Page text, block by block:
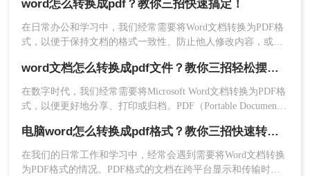
4、转换完成，下载文件就行了。
三、使用第三方PDF转换软件
除了上述两种方法外，您还可以使用第三方PDF转
换软件来将Word文档转换为PDF文件。这些软件通
常具有更丰富的功能和更高的转换质量。下面以转
转大师PDF转换器操作为例。
操作如下：
我们可能需要将Word文档转换为PDF文件。本文将为您详细介
绍word文档怎么转pdf的几种方法。
word怎么转换成pdf？教你三招快速搞定！
在日常办公和学习中，我们经常需要将Word文档转换为PDF格
式，以便于保持文档的格式一致性、防止他人修改内容，或者
呢？下面将详细介绍几种将Word文档转换为PDF格式的方法，
并给出具体的操作步骤。
word文档怎么转换成pdf文件？教你三招轻松摆平！
在数字时代，我们经常需要将Microsoft Word文档转换为PDF格
式，以便更好地分享、打印或归档。PDF（Portable Document
设备上都能呈现出一致的外观。那么word文档怎么转换成pdf文
件呢？以下是将Word文档转换为PDF文件的几种常用方法。
电脑word怎么转换成pdf格式？教你三招快速转格式！
在我们的日常工作和学习中，经常会遇到需要将Word文档转换
为PDF格式的情况。PDF格式的文档在跨平台显示和传输时具